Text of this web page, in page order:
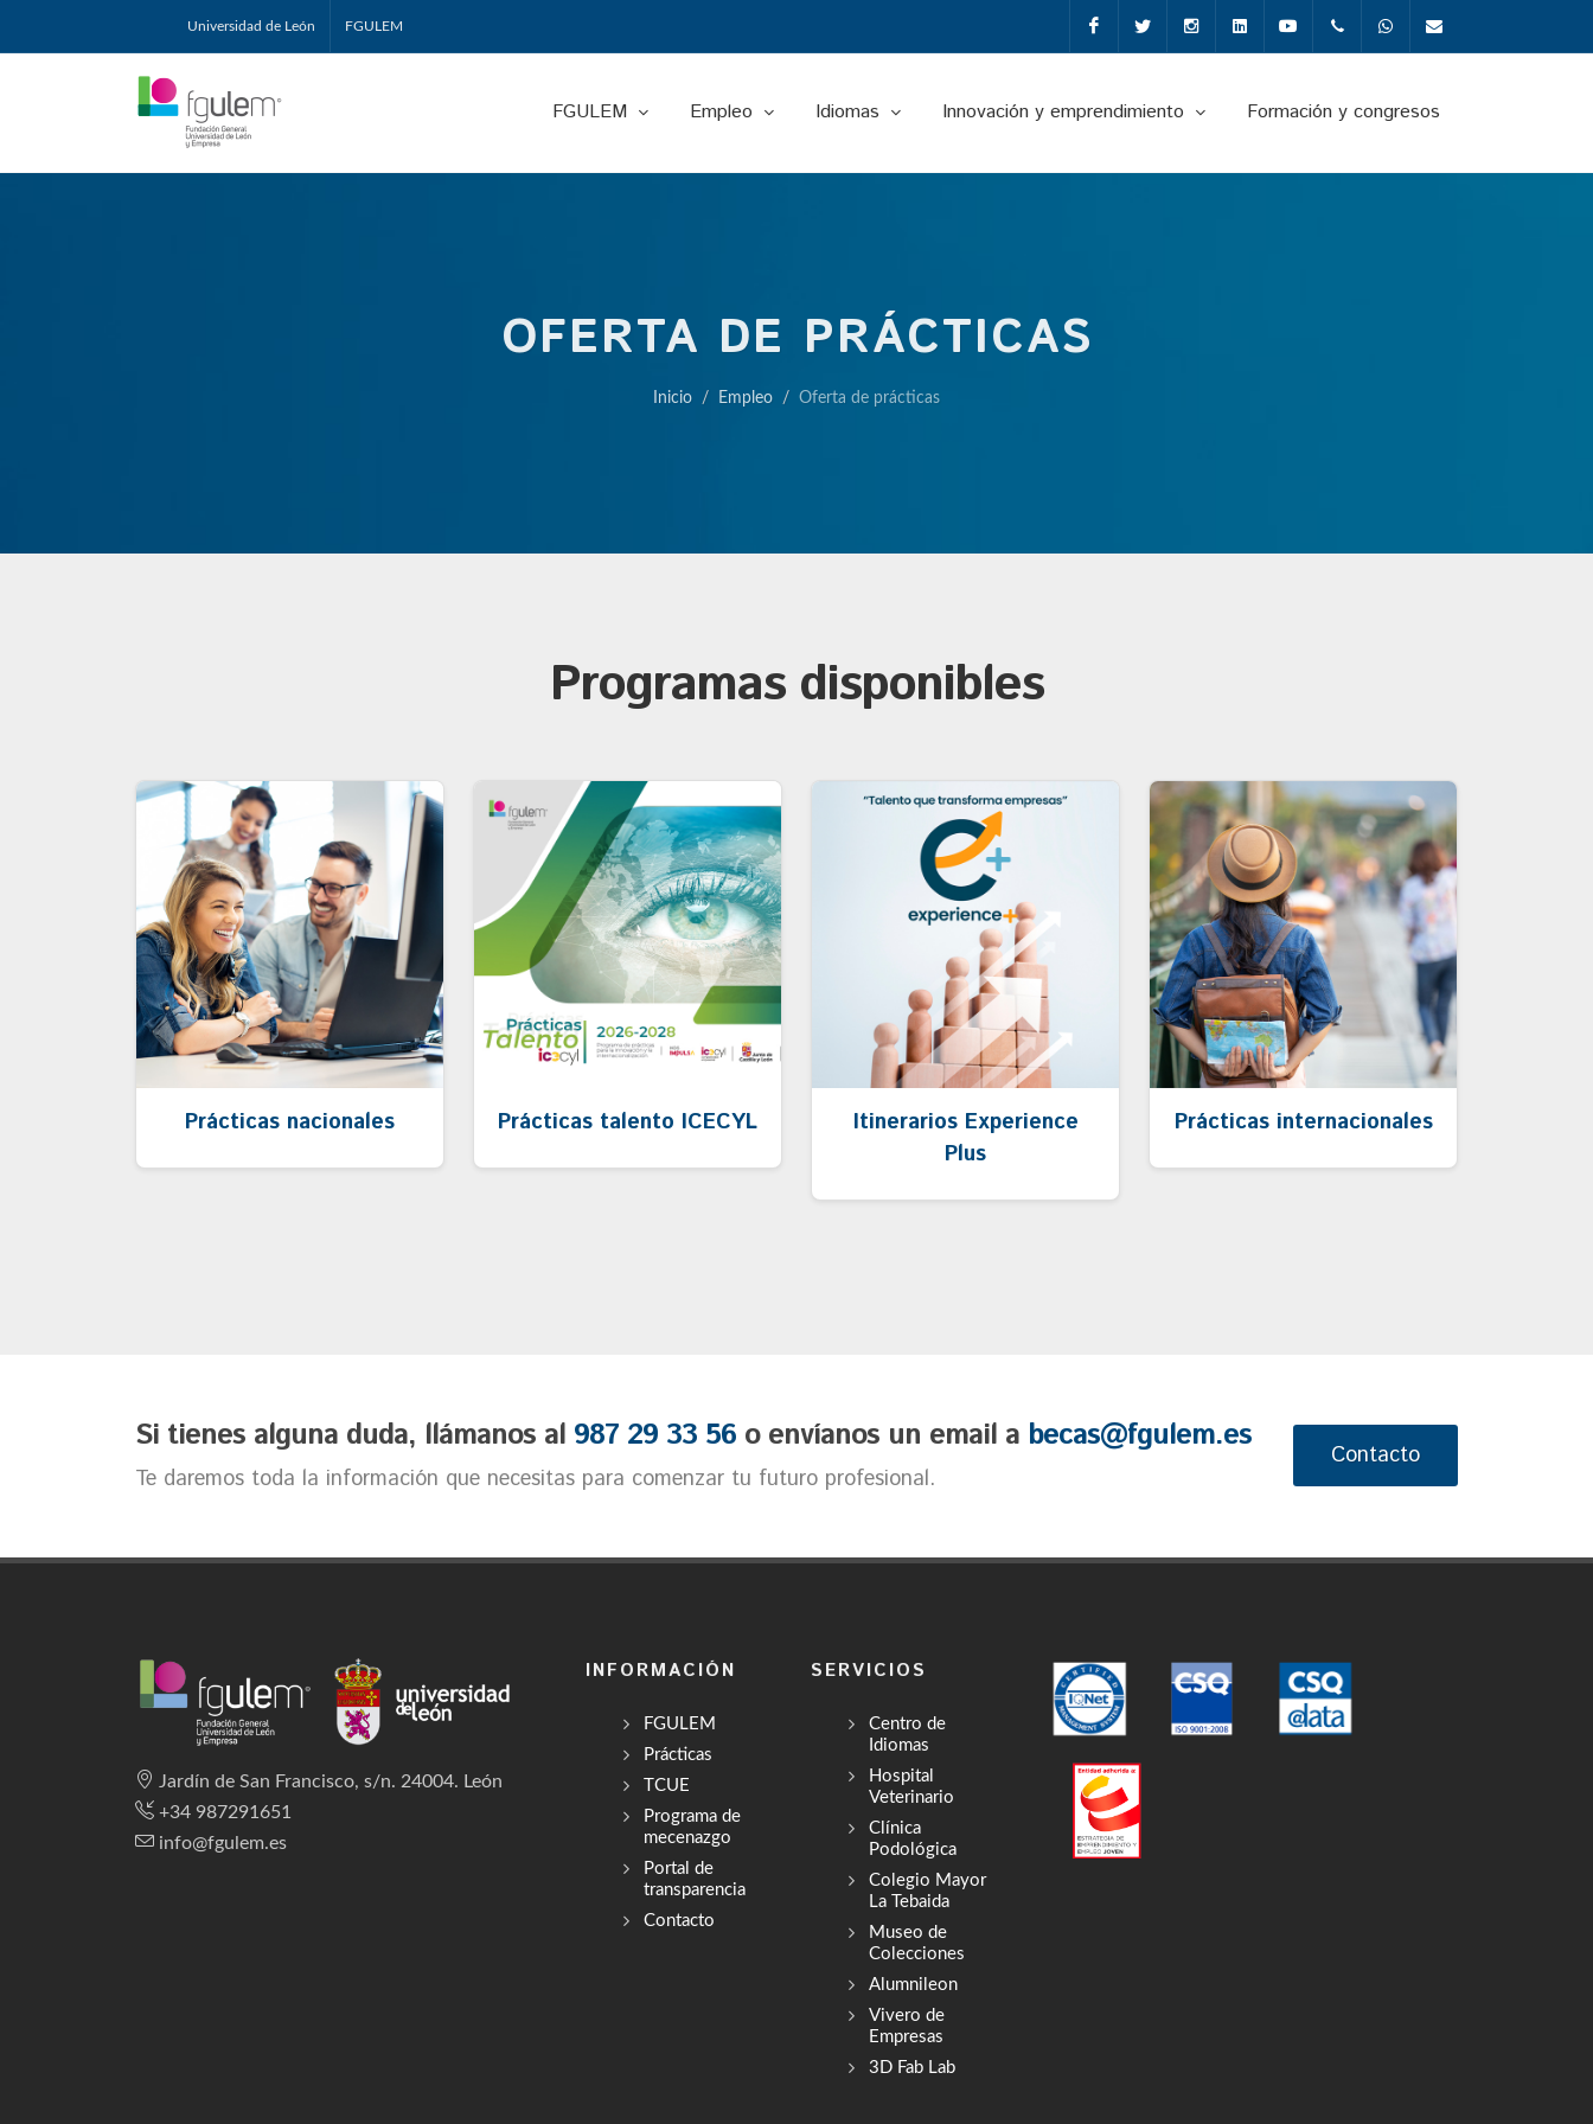
Universidad de León FGULEM FacebookTwitter InstagramLinkedin Youtube +34987291651
Whatsapp
FGULEM Empleo Idiomas Innovación y emprendimiento Formación y congresos
OFERTA DE PRÁCTICAS
Inicio Empleo Oferta de prácticas
Programas disponibles
Prácticas nacionales Prácticas talento ICECYL
Itinerarios Experience
Plus
Prácticas internacionales
Si tienes alguna duda, llámanos al 987 29 33 56 o envíanos un email a becas@fgulem.es
Te daremos toda la información que necesitas para comenzar tu futuro profesional.
Contacto
Jardín de San Francisco, s/n. 24004. León
+34 987291651
info@fgulem.es
INFORMACIÓN
FGULEM
Prácticas
TCUE
Programa de
mecenazgo
Portal de
transparencia
Contacto
SERVICIOS
Centro de
Idiomas
Hospital
Veterinario
Clínica
Podológica
Colegio Mayor
La Tebaida
Museo de
Colecciones
Alumnileon
Vivero de
Empresas
3D Fab Lab